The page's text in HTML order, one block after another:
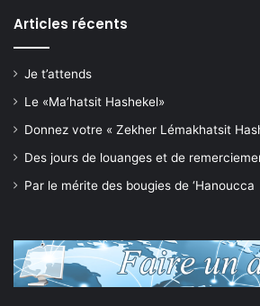
Articles récents
Je t’attends
Le «Ma’hatsit Hashekel»
Donnez votre « Zekher Lémakhatsit
Des jours de louanges et de
Par le mérite des bougies de ‘Hanoucca